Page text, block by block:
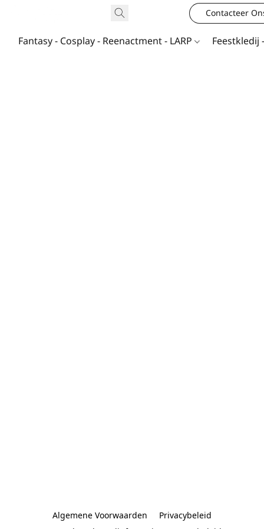
Contacteer
Fantasy - Cosplay - Reenactment - LARP Feestkledij
Algemene Voorwaarden
Privacybeleid